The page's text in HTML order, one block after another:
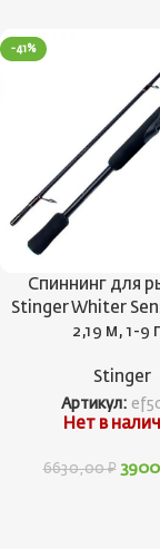
-41%
Спиннинг для
Stinger Whiter
2,19 м, 1-9
Stinger
Артикул:
Нет в
6630,00₽